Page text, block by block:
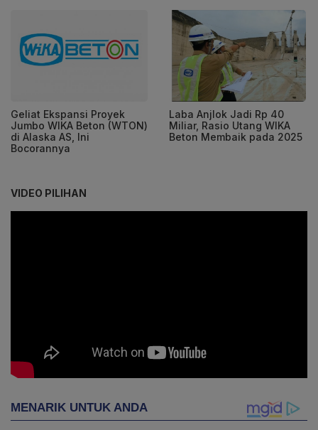
Geliat Ekspansi Proyek
Jumbo WIKA Beton (WTON)
di Alaska AS, Ini
Bocorannya
Laba Anjlok Jadi Rp 40
Miliar, Rasio Utang WIKA
Beton Membaik pada 2025
VIDEO PILIHAN